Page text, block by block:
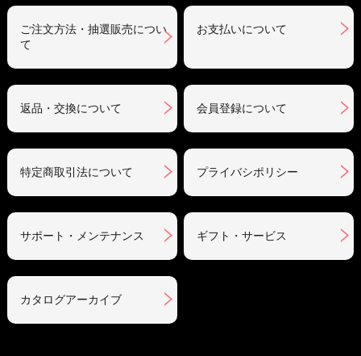
ご注文方法・抽選販売につい
て
お支払いについて
返品・交換について 会員登録について
特定商取引法について プライバシポリシー
サポート・メンテナンス ギフト・サービス
カタログアーカイブ